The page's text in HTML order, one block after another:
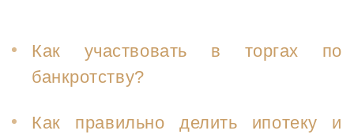
Как участвовать в торгах по
банкротству?
Как правильно делить ипотеку и